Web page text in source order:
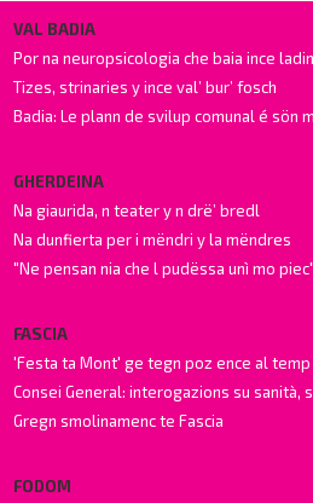
VAL BADIA
Por na neuropsicologia che baia ince ladin
Tizes, strinaries y ince val’ bur’ fosch
Badia: Le plann de svilup comunal é sön
GHERDEINA
Na giaurida, n teater y n drë’ bredl
Na dunfierta per i mëndri y la mëndres
"Ne pensan nia che l pudëssa unì mo piec"
FASCIA
'Festa ta Mont' ge tegn poz ence al temp
Consei General: interogazions su sanità,
Gregn smolinamenc te Fascia
FODOM